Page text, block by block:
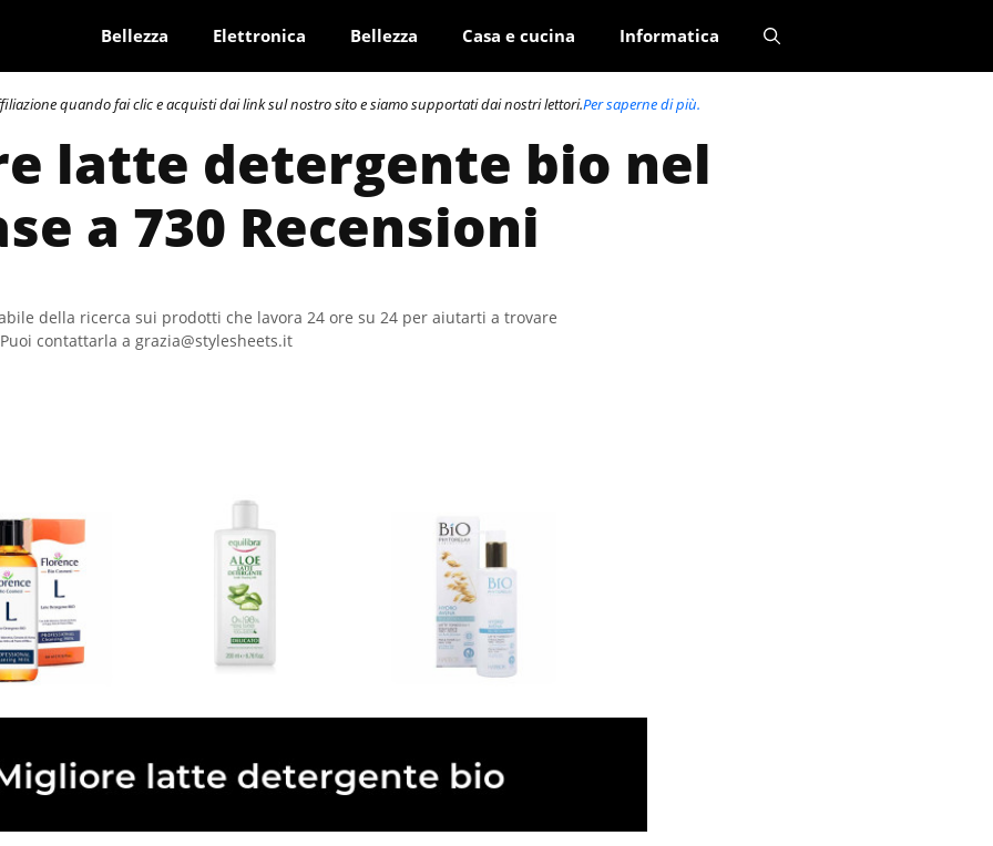
Bellezza Elettronica Bellezza Casa e cucina Informatica
quando fai clic e acquisti dai link sul nostro sito e siamo supportati dai nostri lettori.Per saperne di più.
latte detergente bio nel
a 730 Recensioni
della ricerca sui prodotti che lavora 24 ore su 24 per aiutarti a trovare
contattarla a grazia@stylesheets.it